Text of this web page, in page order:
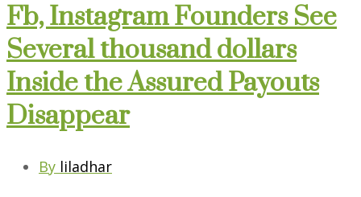
Fb, Instagram Founders See
Several thousand dollars
Inside the Assured Payouts
Disappear
By liladhar